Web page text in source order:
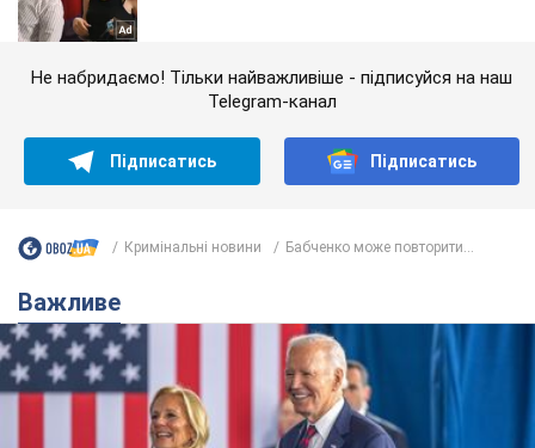
Не набридаємо! Тільки найважливіше - підписуйся на наш
Telegram-канал
Підписатись Підписатись
Кримінальні новини Бабченко може повторити...
Важливе